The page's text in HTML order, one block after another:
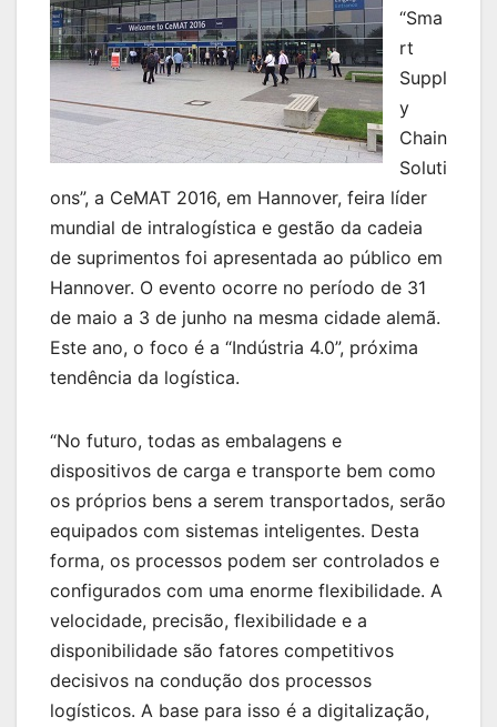
“Sma
rt
Suppl
y
Chain
Soluti
ons”, a CeMAT 2016, em Hannover, feira líder
mundial de intralogística e gestão da cadeia
de suprimentos foi apresentada ao público em
Hannover. O evento ocorre no período de 31
de maio a 3 de junho na mesma cidade alemã.
Este ano, o foco é a “Indústria 4.0”, próxima
tendência da logística.
“No futuro, todas as embalagens e
dispositivos de carga e transporte bem como
os próprios bens a serem transportados, serão
equipados com sistemas inteligentes. Desta
forma, os processos podem ser controlados e
configurados com uma enorme flexibilidade. A
velocidade, precisão, flexibilidade e a
disponibilidade são fatores competitivos
decisivos na condução dos processos
logísticos. A base para isso é a digitalização,